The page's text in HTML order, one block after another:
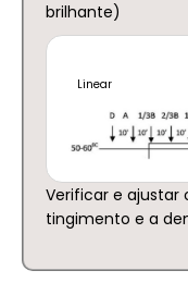
brilhante)
Linear
Verificar e ajustar
tingimento e a